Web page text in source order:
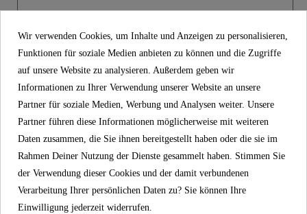
Farbe Chrom
Gewicht 0,6 Kg
44,99 €
inkl. MwSt.
Material Edelstahl SUS 304
Gewicht 0,6 kg
Wir verwenden Cookies, um Inhalte und Anzeigen zu personalisieren,
Funktionen für soziale Medien anbieten zu können und die Zugriffe
auf unsere Website zu analysieren. Außerdem geben wir
Informationen zu Ihrer Verwendung unserer Website an unsere
Partner für soziale Medien, Werbung und Analysen weiter. Unsere
Partner führen diese Informationen möglicherweise mit weiteren
Daten zusammen, die Sie ihnen bereitgestellt haben oder die sie im
Rahmen Deiner Nutzung der Dienste gesammelt haben. Stimmen Sie
der Verwendung dieser Cookies und der damit verbundenen
Verarbeitung Ihrer persönlichen Daten zu? Sie können Ihre
Einwilligung jederzeit widerrufen.